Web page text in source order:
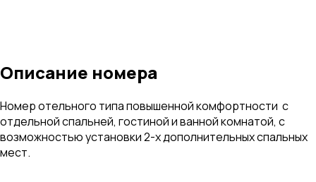
Описание номера
Номер отельного типа повышенной комфортности с
отдельной спальней, гостиной и ванной комнатой, с
возможностью установки 2-х дополнительных спальных
мест.